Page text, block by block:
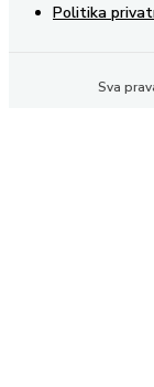
Politika
Sva